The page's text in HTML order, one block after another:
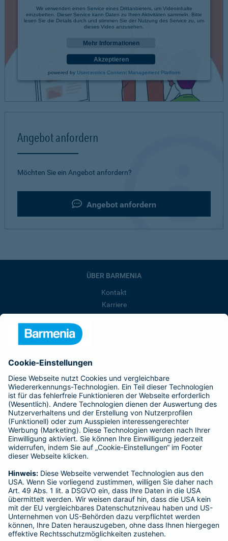
Wir verwenden einen Service eines Drittanbieters, um Videoinhalte
einzubetten. Dieser Service kann Daten zu Ihren Aktivitäten sammeln. Bitte
lesen Sie die Details durch und stimmen Sie der Nutzung des Service zu, um
dieses Video anzusehen.
Mehr Informationen
Akzeptieren
powered by Usercentrics Consent Management Platform
Angebot anfordern
Möchten Sie ein Angebot anfordern?
Angebot anfordern
ÜBER BARMENIA
Kontakt
Karriere
Presse
Barmenia ist Teil der BarmeniaGothaer
BELIEBTE SEITEN
Kranken-Zusatzversicherung
Tierversicherungen
Haftpflichtversicherung
Hausratversicherung
Adresse ändern
Schaden melden
Kilometerstandsmeldung
Serviceübersicht